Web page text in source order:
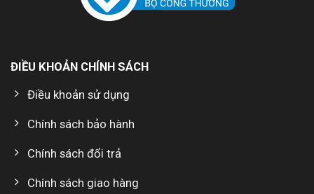
ĐIỀU KHOẢN CHÍNH SÁCH
Điều khoản sử dụng
Chính sách bảo hành
Chính sách đổi trả
Chính sách giao hàng